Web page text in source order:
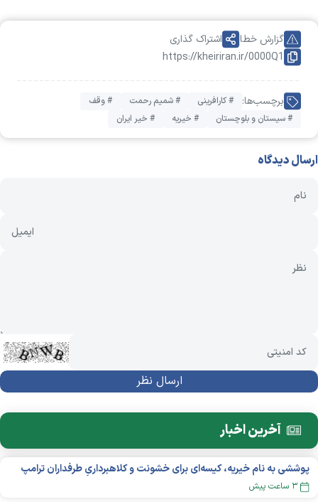
https://kheiriran.ir/0000Q1
گزارش خطا اشتراک گذاری
برچسب‌ها: # کارافرینی # شمیم رحمت
# وقف
# سیستان و بلوچستان
# خیریه # خیر ایران
ارسال دیدگاه
آخرین اخبار
پوششی به نام خیریه، کیسه‌ای برای خشونت و کلاهبرداریِ طرفداران ترامپ
۳ ساعت پیش